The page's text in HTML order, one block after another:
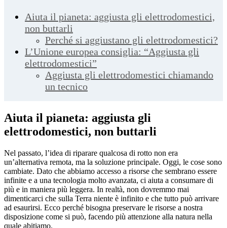
Aiuta il pianeta: aggiusta gli elettrodomestici,
non buttarli
Perché si aggiustano gli elettrodomestici?
L’Unione europea consiglia: “Aggiusta gli
elettrodomestici”
Aggiusta gli elettrodomestici chiamando
un tecnico
Aiuta il pianeta: aggiusta gli
elettrodomestici, non buttarli
Nel passato, l’idea di riparare qualcosa di rotto non era
un’alternativa remota, ma la soluzione principale. Oggi, le cose sono
cambiate. Dato che abbiamo accesso a risorse che sembrano essere
infinite e a una tecnologia molto avanzata, ci aiuta a consumare di
più e in maniera più leggera. In realtà, non dovremmo mai
dimenticarci che sulla Terra niente è infinito e che tutto può arrivare
ad esaurirsi. Ecco perché bisogna preservare le risorse a nostra
disposizione come si può, facendo più attenzione alla natura nella
quale abitiamo.